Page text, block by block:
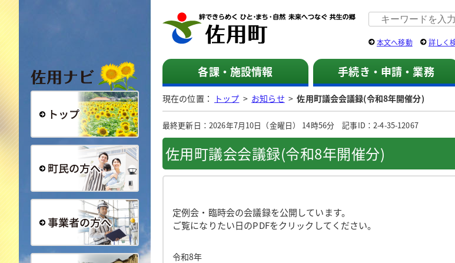
総合トップ
事業者の方へ
佐用町 公式ホームページ
本文へ移動 詳しく
各課・施設情報 手続き・申請・業務
現在の位置： トップ > お知らせ >佐用町議会会議録(令和8年開催分)
最終更新日：2026年7月10日（金曜日） 14時56分 記事ID：2-4-35-12067
佐用町議会会議録(令和8年開催分)
定例会・臨時会の会議録を公開しています。
ご覧になりたい日のPDFをクリックしてください。
令和8年